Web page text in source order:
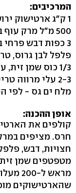
המרכיבים:
1 ק"ג ארטישוק ירושלמי טרי
500 מ"ל מרק עוף ביתי, מסונן
3 כפות דבש פרחי בר
פלפל לבן גרוס,
1/3 כוס שמן זית, עדין
2-3 עלי מרווה טריים
מלח ים גס - לפי
אופן ההכנה:
קולפים את
חרס. מציפים
חצויות, דבש,
מטפטפים שמן
מראש
שהארטישוקים